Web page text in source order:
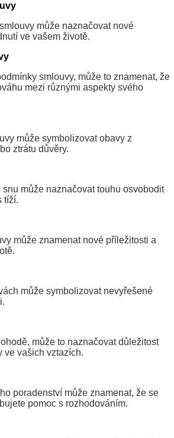
může naznačovat nové
ve vašem životě.
smlouvy, může to znamenat, že
mezi různými aspekty svého
může symbolizovat obavy z
ztrátu důvěry.
může naznačovat touhu osvobodit
tíží.
může znamenat nové příležitosti a
může symbolizovat nevyřešené
může to naznačovat důležitost
ve vašich vztazích.
poradenství může znamenat, že se
pomoc s rozhodováním.